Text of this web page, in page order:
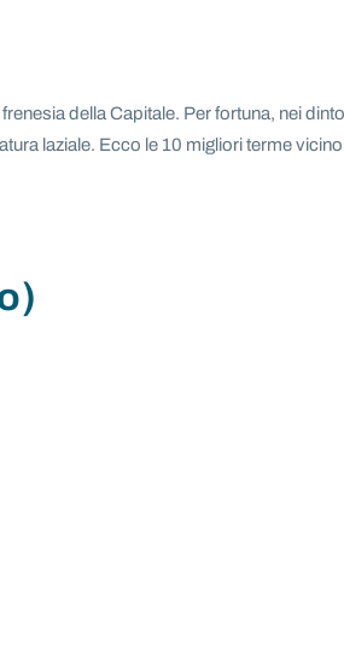
della Capitale. Per fortuna, nei
laziale. Ecco le 10 migliori terme